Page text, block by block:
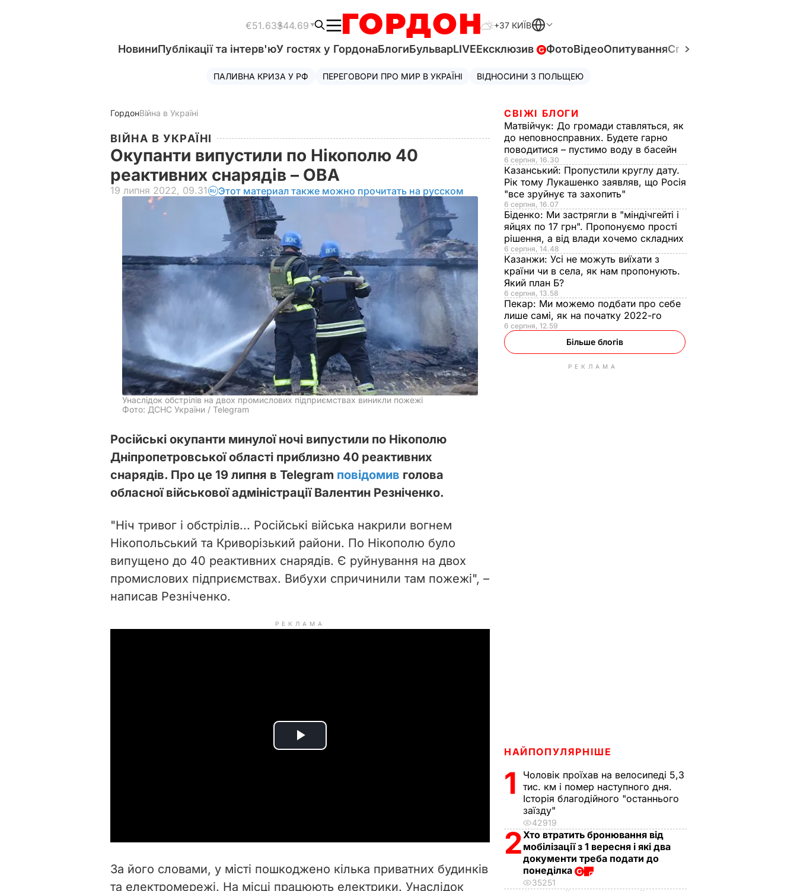
€51.63$44.69 +37 КИЇВ
НовиниПублікації та інтерв'юУ гостях у ГордонаБлогиБульварLIVEЕксклюзив ФотоВідеоОпитуванняСпецпроєкти
ПАЛИВНА КРИЗА У РФ ПЕРЕГОВОРИ ПРО МИР В УКРАЇНІ ВІДНОСИНИ З ПОЛЬЩЕЮ
ГордонВійна в Україні
ВІЙНА В УКРАЇНІ
Окупанти випустили по Нікополю 40
реактивних снарядів – ОВА
19 липня 2022, 09.31 Этот материал также можно прочитать на русском
Унаслідок обстрілів на двох промислових підприємствах виникли пожежі
Фото: ДСНС України / Telegram
Російські окупанти минулої ночі випустили по Нікополю
Дніпропетровської області приблизно 40 реактивних
снарядів. Про це 19 липня в Telegram повідомив голова
обласної військової адміністрації Валентин Резніченко.
"Ніч тривог і обстрілів... Російські війська накрили вогнем
Нікопольський та Криворізький райони. По Нікополю було
випущено до 40 реактивних снарядів. Є руйнування на двох
промислових підприємствах. Вибухи спричинили там пожежі", –
написав Резніченко.
РЕКЛАМА
P
i
За його словами, у місті пошкоджено кілька приватних будинків
та електромережі. На місці працюють електрики. Унаслідок
СВІЖІ БЛОГИ
Матвійчук: До громади ставляться, як
до неповносправних. Будете гарно
поводитися – пустимо воду в басейн
6 серпня, 16.30
Казанський: Пропустили круглу дату.
Рік тому Лукашенко заявляв, що Росія
"все зруйнує та захопить"
6 серпня, 16.07
Біденко: Ми застрягли в "міндічгейті і
яйцях по 17 грн". Пропонуємо прості
рішення, а від влади хочемо складних
6 серпня, 14.48
Казанжи: Усі не можуть виїхати з
країни чи в села, як нам пропонують.
Який план Б?
6 серпня, 13.58
Пекар: Ми можемо подбати про себе
лише самі, як на початку 2022-го
6 серпня, 12.59
Більше блогів
РЕКЛАМА
НАЙПОПУЛЯРНІШЕ
1
Чоловік проїхав на велосипеді 5,3
тис. км і помер наступного дня.
Історія благодійного "останнього
заїзду"
42919
2Хто втратить бронювання від
мобілізації з 1 вересня і які два
документи треба подати до
понеділка
35251